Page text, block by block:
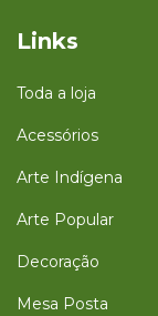
Links
Toda a loja
Acessórios
Arte Indígena
Arte Popular
Decoração
Mesa Posta